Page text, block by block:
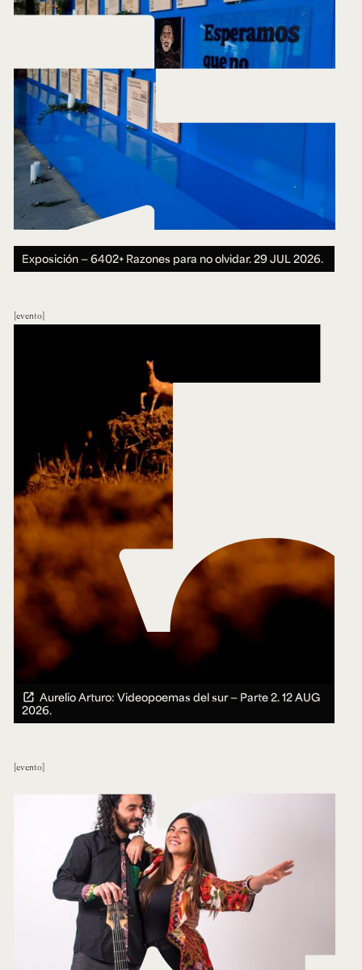
Exposición — 6402+ Razones para no olvidar.29 JUL 2026.
evento
Aurelio Arturo: Videopoemas del sur — Parte 2.12 AUG
2026.
evento